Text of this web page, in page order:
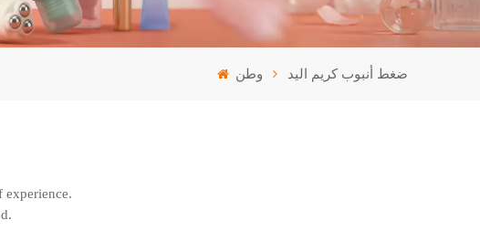
Italiano
Pусский
وطن ضغط أنبوب كريم اليد
experience.